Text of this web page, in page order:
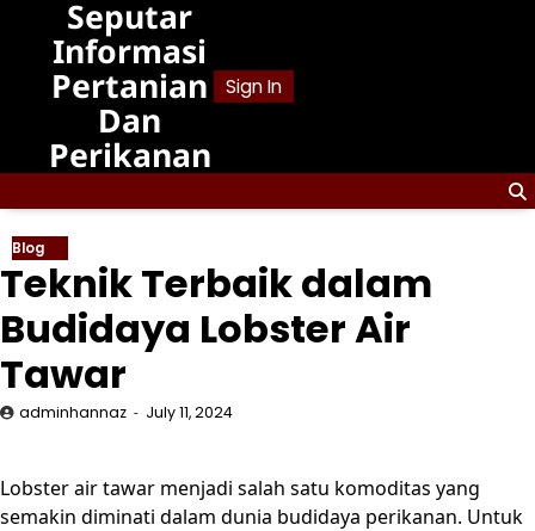
content
Seputar
Informasi
Pertanian
Dan
Perikanan
Sign In
Blog
Teknik Terbaik dalam
Budidaya Lobster Air
Tawar
adminhannaz July 11, 2024
Lobster air tawar menjadi salah satu komoditas yang
semakin diminati dalam dunia budidaya perikanan. Untuk